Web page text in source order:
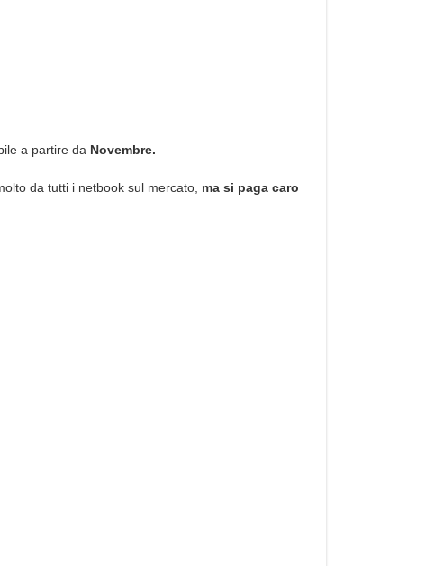
a partire da Novembre.
da tutti i netbook sul mercato, ma si paga caro